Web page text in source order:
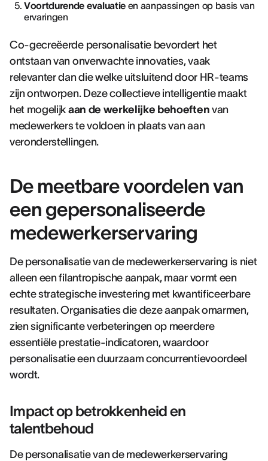
Voortdurende evaluatieen aanpassingen op basis van
ervaringen
Co-gecreëerde personalisatie bevordert het
ontstaan van onverwachte innovaties, vaak
relevanter dan die welke uitsluitend door HR-teams
zijn ontworpen. Deze collectieve intelligentie maakt
het mogelijk aan de werkelijke behoeften van
medewerkers te voldoen in plaats van aan
veronderstellingen.
De meetbare voordelen van
een gepersonaliseerde
medewerkerservaring
De personalisatie van de medewerkerservaring is niet
alleen een filantropische aanpak, maar vormt een
echte strategische investering met kwantificeerbare
resultaten. Organisaties die deze aanpak omarmen,
zien significante verbeteringen op meerdere
essentiële prestatie-indicatoren, waardoor
personalisatie een duurzaam concurrentievoordeel
wordt.
Impact op betrokkenheid en
talentbehoud
De personalisatie van de medewerkerservaring